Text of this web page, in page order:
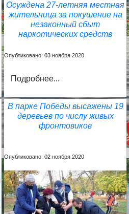
Осуждена 27-летняя местная
жительница за покушение на
незаконный сбыт
наркотических средств
Опубликовано: 03 ноября 2020
Подробнее...
В парке Победы высажены 19
деревьев по числу живых
фронтовиков
Опубликовано: 02 ноября 2020